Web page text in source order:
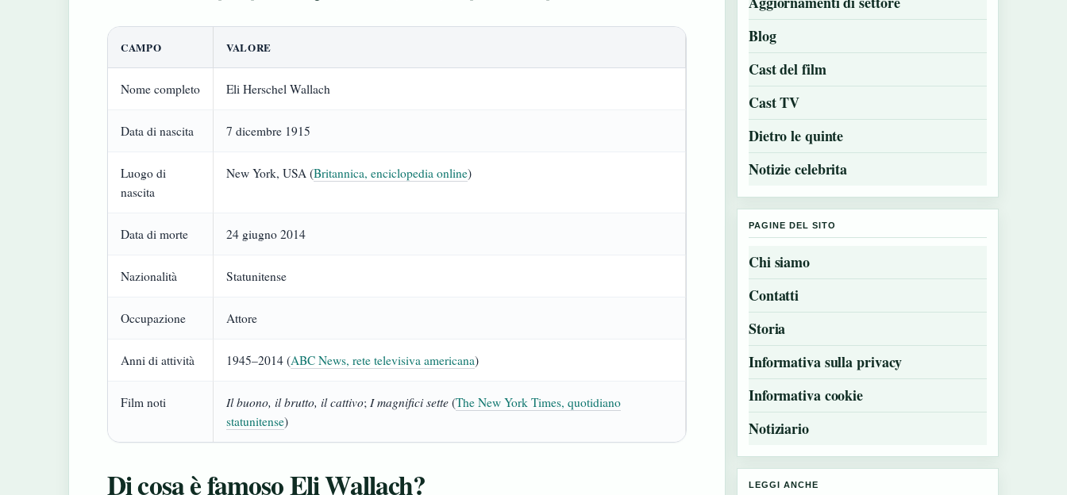
CAMPO VALORE
Nome completo Eli Herschel Wallach
Data di nascita 7 dicembre 1915
Luogo di
nascita
New York, USA (Britannica, enciclopedia online)
Data di morte 24 giugno 2014
Nazionalità Statunitense
Occupazione Attore
Anni di attività 1945–2014 (ABC News, rete televisiva americana)
Film noti Il buono, il brutto, il cattivo; I magnifici sette (The New York Times, quotidiano
statunitense)
Di cosa è famoso Eli Wallach?
Blog
Cast del film
Cast TV
Dietro le quinte
Notizie celebrita
PAGINE DEL SITO
Chi siamo
Contatti
Storia
Informativa sulla privacy
Informativa cookie
Notiziario
LEGGI ANCHE